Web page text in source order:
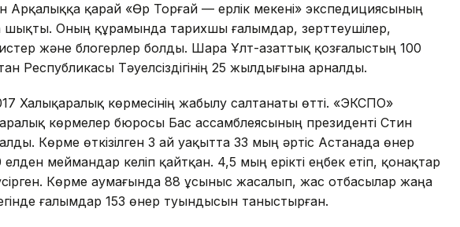
Арқалыққа қарай «Өр Торғай — ерлік мекені» экспедициясының
Оның құрамында тарихшы ғалымдар, зерттеушілер,
және блогерлер болды. Шара Ұлт-азаттық қозғалыстың 100
Республикасы Тәуелсіздігінің 25 жылдығына арналды.
Халықаралық көрмесінің жабылу салтанаты өтті. «ЭКСПО»
көрмелер бюросы Бас ассамблеясының президенті Стин
Көрме өткізілген 3 ай уақытта 33 мың әртіс Астанада өнер
елден меймандар келіп қайтқан. 4,5 мың ерікті еңбек етіп, қонақтар
Көрме аумағында 88 ұсыныс жасалып, жас отбасылар жаңа
ғалымдар 153 өнер туындысын таныстырған.